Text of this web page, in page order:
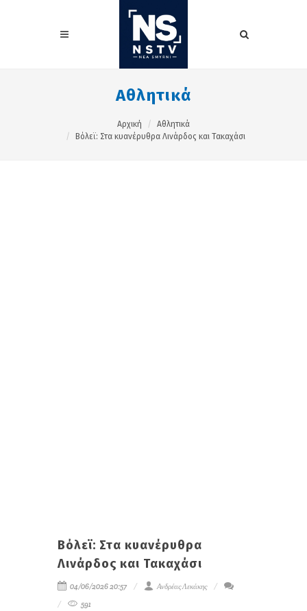
Αθλητικά
Αρχική
Αθλητικά
Βόλεϊ: Στα κυανέρυθρα Λινάρδος και Τακαχάσι
Βόλεϊ: Στα κυανέρυθρα
Λινάρδος και Τακαχάσι
04/06/2026 20:57
Ανδρέας Λεκάκης
591